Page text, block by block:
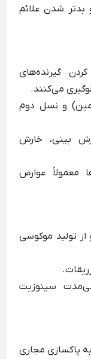
شدن علائم
گیرنده‌های
می‌کنند.
و نسل دوم
بینی، خارش
معمولاً عوارض
از تولید موکوسی
سینوزیت
پاکسازی مجاری